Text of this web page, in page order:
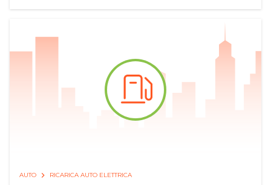
AUTO RICARICA AUTO ELETTRICA